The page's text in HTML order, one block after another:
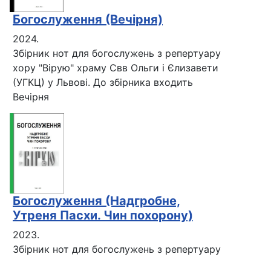
Богослуження (Вечірня)
2024.
Збірник нот для богослужень з репертуару
хору "Вірую" храму Свв Ольги і Єлизавети
(УГКЦ) у Львові. До збірника входить
Вечірня
Богослуження (Надгробне,
Утреня Пасхи. Чин похорону)
2023.
Збірник нот для богослужень з репертуару